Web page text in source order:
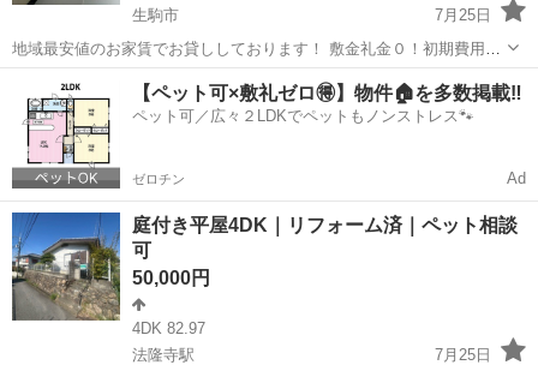
生駒市
7月25日
地域最安値のお家賃でお貸ししております！ 敷金礼金０！初期費用は
当月家賃と火災保険1.6万円のみ！家賃激安！インターネット無料！！
ペット可！風呂トイレ別！2人入居可！高齢者・生活保護・外国人可！
100m以内に近隣駐車場...
賃貸（マンション/一戸建て）
【ペット可×敷礼ゼロ🉐】物件🏠を多数掲載‼️
ペット可／広々２LDKでペットもノンストレス🐾
ゼロチン Ad
庭付き平屋4DK｜リフォーム済｜ペット相談
可
50,000円
4DK 82.97
法隆寺駅
7月25日